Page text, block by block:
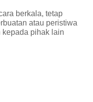
berkala, tetap
atau peristiwa
kepada pihak lain